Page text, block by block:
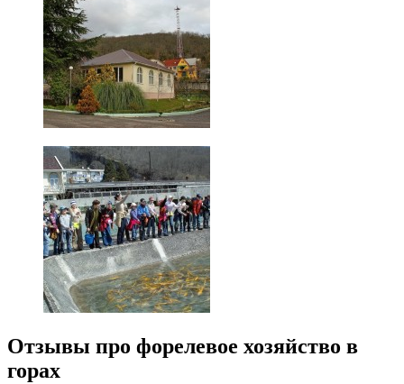
Отзывы про форелевое хозяйство в
горах